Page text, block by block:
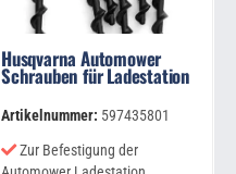
Husqvarna Automower
Schrauben für Ladestation
Artikelnummer: 597435801
Zur Befestigung der